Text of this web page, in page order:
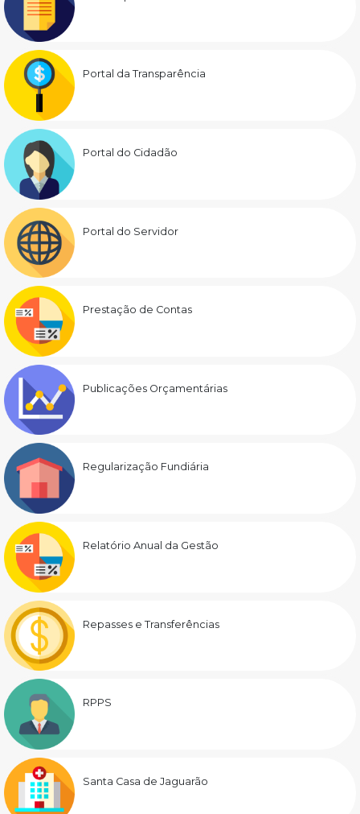
Portal da Transparência
Portal do Cidadão
Portal do Servidor
Prestação de Contas
Publicações Orçamentárias
Regularização Fundiária
Relatório Anual da Gestão
Repasses e Transferências
RPPS
Santa Casa de Jaguarão